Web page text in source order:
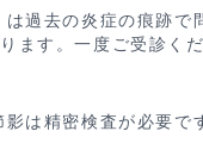
は過去の炎症の痕跡で
ます。一度ご受診くだ
影は精密検査が必要で